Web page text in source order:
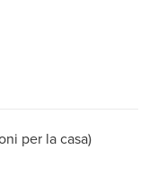
per la casa)